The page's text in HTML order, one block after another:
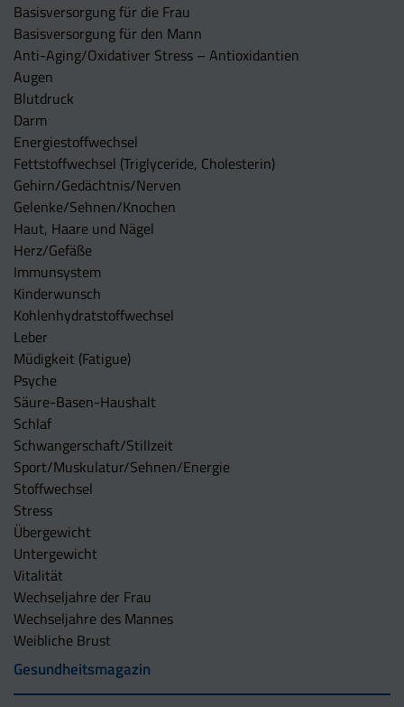
Basisversorgung für die Frau
Basisversorgung für den Mann
Anti-Aging/Oxidativer Stress – Antioxidantien
Augen
Blutdruck
Darm
Energiestoffwechsel
Fettstoffwechsel (Triglyceride, Cholesterin)
Gehirn/Gedächtnis/Nerven
Gelenke/Sehnen/Knochen
Haut, Haare und Nägel
Herz/Gefäße
Immunsystem
Kinderwunsch
Kohlenhydratstoffwechsel
Leber
Müdigkeit (Fatigue)
Psyche
Säure-Basen-Haushalt
Schlaf
Schwangerschaft/Stillzeit
Sport/Muskulatur/Sehnen/Energie
Stoffwechsel
Stress
Übergewicht
Untergewicht
Vitalität
Wechseljahre der Frau
Wechseljahre des Mannes
Weibliche Brust
Gesundheitsmagazin